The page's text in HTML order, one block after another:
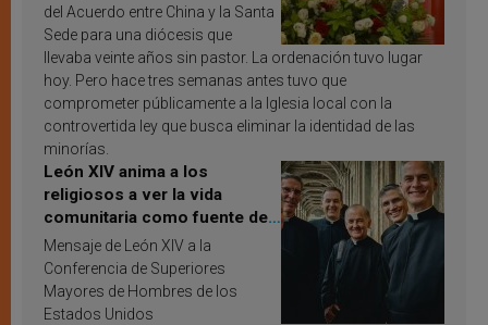
del Acuerdo entre China y la Santa
Sede para una diócesis que
llevaba veinte años sin pastor. La ordenación tuvo lugar
hoy. Pero hace tres semanas antes tuvo que
comprometer públicamente a la Iglesia local con la
controvertida ley que busca eliminar la identidad de las
minorías.
León XIV anima a los
religiosos a ver la vida
comunitaria como fuente de
inspiración y santificación
Mensaje de León XIV a la
Conferencia de Superiores
Mayores de Hombres de los
Estados Unidos